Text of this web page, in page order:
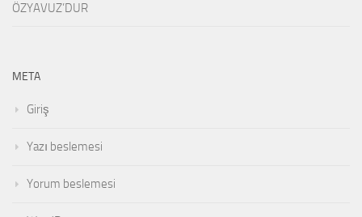
ÖZYAVUZ’DUR
META
Giriş
Yazı beslemesi
Yorum beslemesi